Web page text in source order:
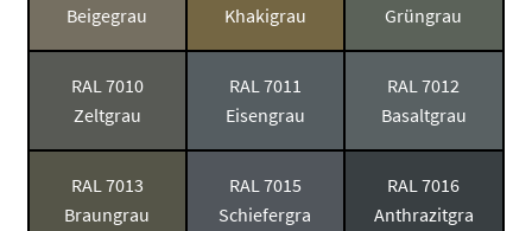
Beigegrau
Khakigrau
Grüngrau
RAL 7010
Zeltgrau
RAL 7011
Eisengrau
RAL 7012
Basaltgrau
RAL 7013
Braungrau
RAL 7015
Schiefergra
RAL 7016
Anthrazitgra